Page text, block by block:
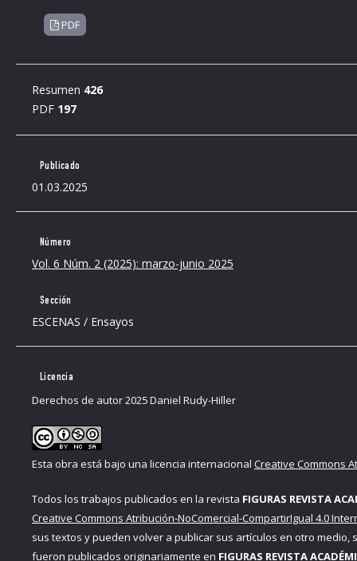
PDF
Resumen 426
PDF 197
Publicado
01.03.2025
Número
Vol. 6 Núm. 2 (2025): marzo-junio 2025
Sección
ESCENAS / Ensayos
Licencia
Derechos de autor 2025 Daniel Rudy-Hiller
Esta obra está bajo una licencia internacional Creative Commons
Todos los trabajos publicados en la revista FIGURAS REVISTA
Creative Commons Atribución-NoComercial-CompartirIgual 4.0
sus textos y pueden volver a publicar sus artículos en otro
fueron publicados originariamente en FIGURAS REVISTA